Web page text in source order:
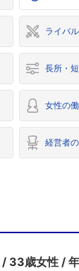
ライバ
長所・
女性の
経営者
33歳女性